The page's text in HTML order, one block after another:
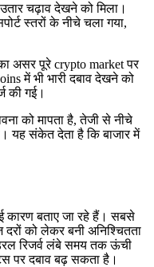
चढ़ाव देखने को मिला।
स्तरों के नीचे चला गया,
असर पूरे crypto market पर
में भी भारी दबाव देखने को
की गई।
को मापता है, तेजी से नीचे
यह संकेत देता है कि बाजार में
कारण बताए जा रहे हैं। सबसे
को लेकर बनी अनिश्चितता
रिजर्व लंबे समय तक ऊंची
पर दबाव बढ़ सकता है।